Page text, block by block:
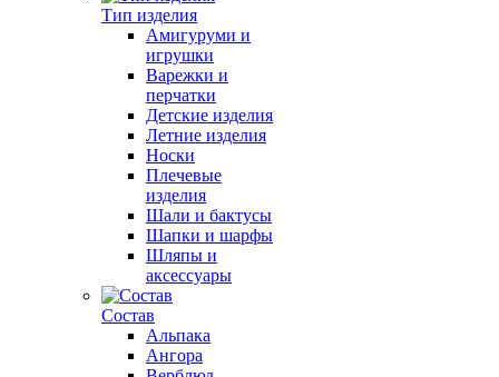
Тип изделия
Амигуруми и
игрушки
Варежки и
перчатки
Детские изделия
Летние изделия
Носки
Плечевые
изделия
Шали и бактусы
Шапки и шарфы
Шляпы и
аксессуары
Состав
Альпака
Ангора